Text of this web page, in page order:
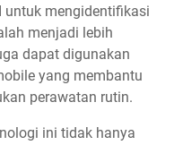
untuk mengidentifikasi
menjadi lebih
dapat digunakan
yang membantu
perawatan rutin.
ini tidak hanya